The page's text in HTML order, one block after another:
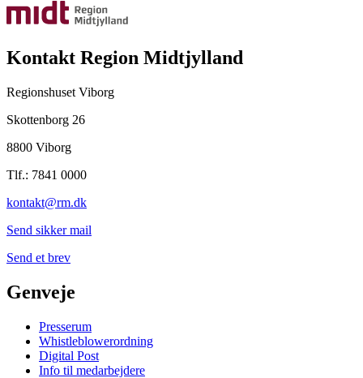
Kontakt Region Midtjylland
Regionshuset Viborg
Skottenborg 26
8800 Viborg
Tlf.: 7841 0000
kontakt@rm.dk
Send sikker mail
Send et brev
Genveje
Presserum
Whistleblowerordning
Digital Post
Info til medarbejdere